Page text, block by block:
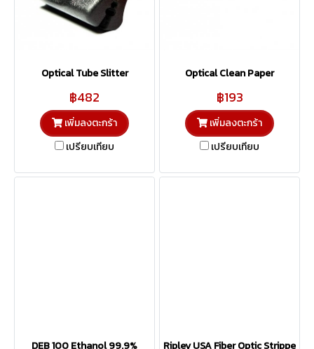
Optical Tube Slitter
฿482
เพิ่มลงตะกร้า
เปรียบเทียบ
Optical Clean Paper
฿193
เพิ่มลงตะกร้า
เปรียบเทียบ
DEB 100 Ethanol 99.9% Ripley USA Fiber Optic Stripper